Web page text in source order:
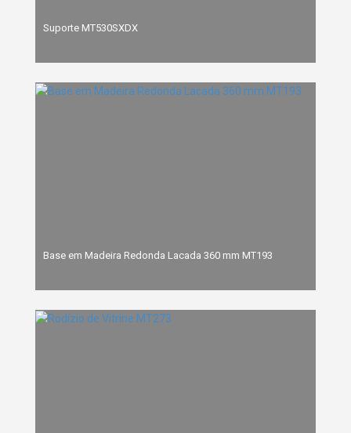
Suporte MT530SXDX
Base em Madeira Redonda Lacada 360 mm MT193